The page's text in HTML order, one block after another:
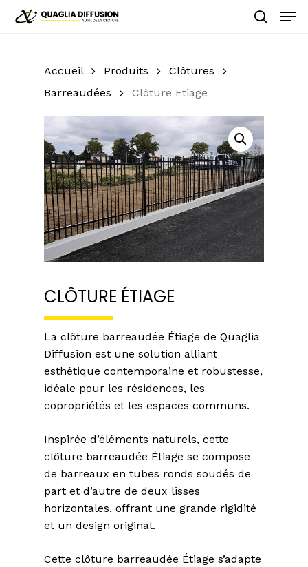
Skip
Accueil Produits
Clôtures
Barreaudées
Clôture Etiage
CLÔTURE ÉTIAGE
La clôture barreaudée Étiage de Quaglia
Diffusion est une solution alliant
esthétique contemporaine et robustesse,
idéale pour les résidences, les
copropriétés et les espaces communs.
Inspirée d’éléments naturels, cette
clôture barreaudée Étiage se compose
de barreaux en tubes ronds soudés de
part et d’autre de deux lisses
horizontales, offrant une grande rigidité
et un design original.
Cette clôture barreaudée Étiage s’adapte